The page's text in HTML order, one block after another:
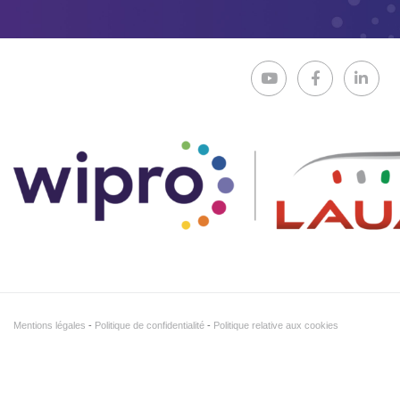
Mentions légales Politique de confidentialité Politique relative aux cookies